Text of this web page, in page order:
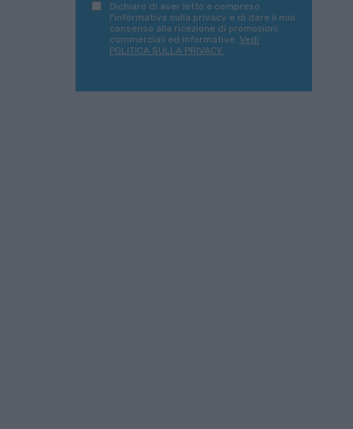
Dichiaro di aver letto e compreso
l'informativa sulla privacy e di dare il mio
consenso alla ricezione di promozioni
commerciali ed informative. Vedi
POLITICA SULLA PRIVACY.